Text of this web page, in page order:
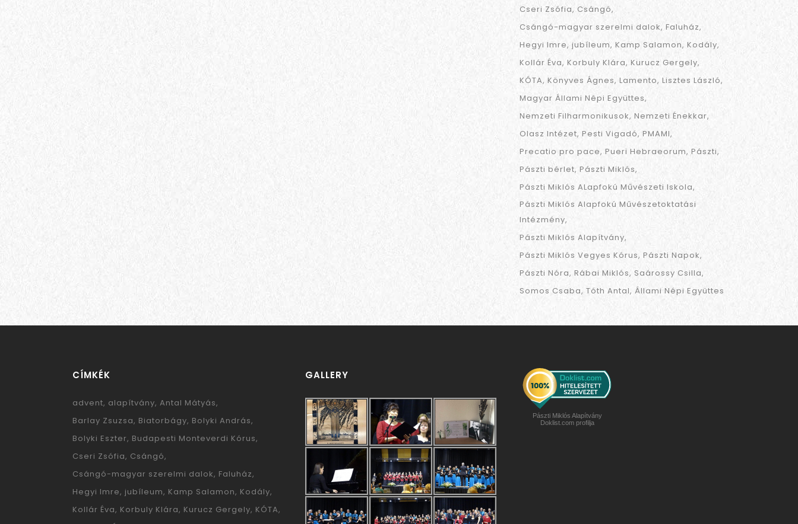
Cseri Zsófia Csángó
Csángó-magyar szerelmi dalok Faluház
Hegyi Imre jubíleum Kamp Salamon Kodály
Kollár Éva Korbuly Klára Kurucz Gergely
KÓTA Könyves Ágnes Lamento Lisztes László
Magyar Állami Népi Együttes
Nemzeti Filharmonikusok Nemzeti Énekkar
Olasz Intézet Pesti Vigadó PMAMI
Precatio pro pace Pueri Hebraeorum Pászti
Pászti bérlet Pászti Miklós
Pászti Miklós ALapfokú Művészeti Iskola
Pászti Miklós Alapfokú Művészetoktatási
Intézmény
Pászti Miklós Alapítvány
Pászti Miklós Vegyes Kórus Pászti Napok
Pászti Nóra Rábai Miklós Saárossy Csilla
Somos Csaba Tóth Antal Állami Népi Együttes
CÍMKÉK
advent alapítvány Antal Mátyás
Barlay Zsuzsa Biatorbágy Bolyki András
Bolyki Eszter Budapesti Monteverdi Kórus
Cseri Zsófia Csángó
Csángó-magyar szerelmi dalok Faluház
Hegyi Imre jubíleum Kamp Salamon Kodály
Kollár Éva Korbuly Klára Kurucz Gergely KÓTA
GALLERY
Pászti Miklós Alapítvány
Doklist.com profilja